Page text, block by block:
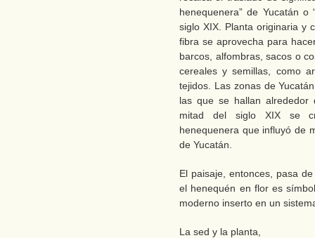
henequenera” de Yucatán
siglo XIX. Planta originaria y
fibra se aprovecha para
barcos, alfombras, sacos o
cereales y semillas, como
tejidos. Las zonas de
las que se hallan
mitad del siglo XIX se
henequenera que influyó de
de Yucatán.
El paisaje, entonces, pasa
el henequén en flor es
moderno inserto en un
La sed y la planta,